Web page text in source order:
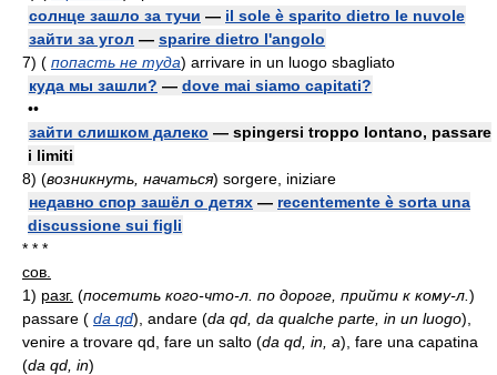
солнце зашло за тучи — il sole è sparito dietro le nuvole
зайти за угол — sparire dietro l'angolo
7) ( попасть не туда) arrivare in un luogo sbagliato
куда мы зашли? — dove mai siamo capitati?
••
зайти слишком далеко — spingersi troppo lontano, passare
i limiti
8) (возникнуть, начаться) sorgere, iniziare
недавно спор зашёл о детях — recentemente è sorta una
discussione sui figli
* * *
сов.
1) разг. (посетить кого-что-л. по дороге, прийти к кому-л. )
passare ( da qd) , andare (da qd, da qualche parte, in un luogo)
venire a trovare qd, fare un salto (da qd, in, a) , fare una capatina
(da qd, in)